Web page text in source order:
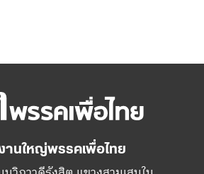
านใหญ่พรรคเพื่อไทย